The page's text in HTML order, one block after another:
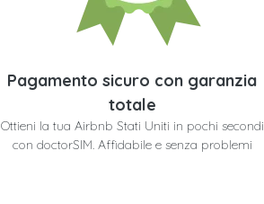
Pagamento sicuro con garanzia
totale
Ottieni la tua Airbnb Stati Uniti in pochi secondi
con doctorSIM. Affidabile e senza problemi